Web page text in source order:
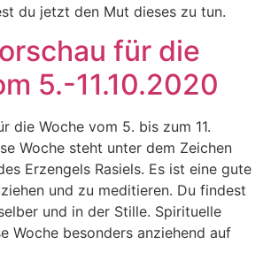
du jetzt den Mut dieses zu tun.
für die
5.-11.10.2020
die Woche vom 5. bis zum 11.
Woche steht unter dem Zeichen
Erzengels Rasiels. Es ist eine gute
und zu meditieren. Du findest
und in der Stille. Spirituelle
Woche besonders anziehend auf